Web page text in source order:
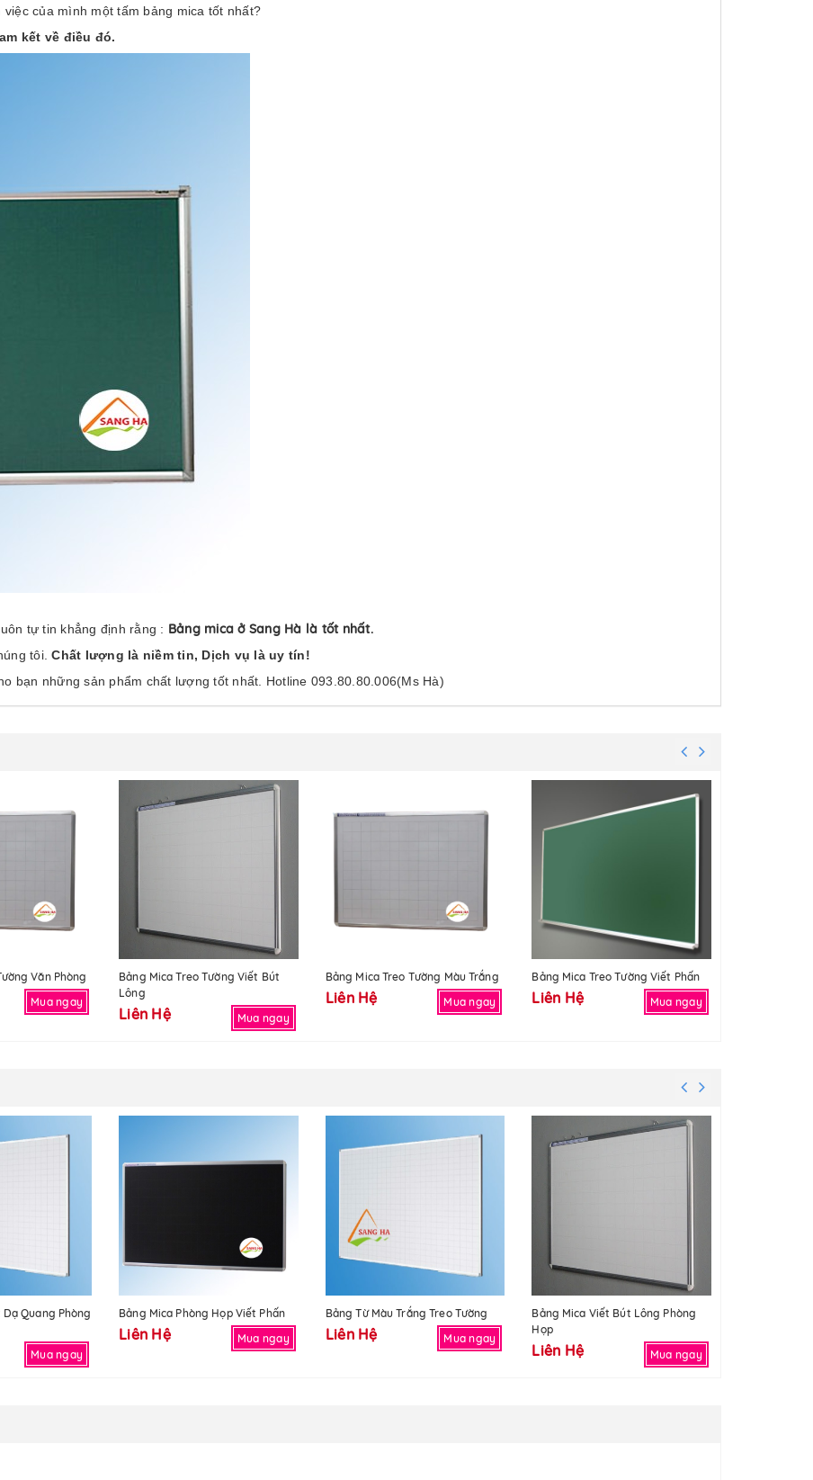
của mình một tấm bảng mica tốt nhất?
kết về điều đó.
tự tin khẳng định rằng : Bảng mica ở Sang Hà là tốt nhất.
tôi.Chất lượng là niềm tin, Dịch vụ là uy tín!
bạn những sản phẩm chất lượng tốt nhất. Hotline 093.80.80.006(Ms Hà)
Văn Phòng
Mua ngay
Bảng Mica Treo Tường Viết Bút
Lông
Liên Hệ Mua ngay
Bảng Mica Treo Tường Màu Trắng
Liên Hệ Mua ngay
Bảng Mica Treo Tường Viết Phấn
Liên Hệ Mua ngay
Quang Phòng
Mua ngay
Bảng Mica Phòng Họp Viết Phấn
Liên Hệ Mua ngay
Bảng Từ Màu Trắng Treo Tường
Liên Hệ Mua ngay
Bảng Mica Viết Bút Lông Phòng
Họp
Liên Hệ Mua ngay